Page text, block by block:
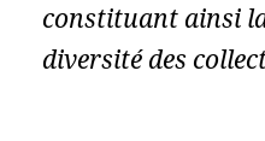
constituant ainsi
diversité des